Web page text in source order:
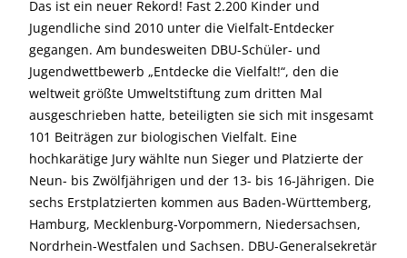
Das ist ein neuer Rekord! Fast 2.200 Kinder und
Jugendliche sind 2010 unter die Vielfalt-Entdecker
gegangen. Am bundesweiten DBU-Schüler- und
Jugendwettbewerb „Entdecke die Vielfalt!“, den die
weltweit größte Umweltstiftung zum dritten Mal
ausgeschrieben hatte, beteiligten sie sich mit insgesamt
101 Beiträgen zur biologischen Vielfalt. Eine
hochkarätige Jury wählte nun Sieger und Platzierte der
Neun- bis Zwölfjährigen und der 13- bis 16-Jährigen. Die
sechs Erstplatzierten kommen aus Baden-Württemberg,
Hamburg, Mecklenburg-Vorpommern, Niedersachsen,
Nordrhein-Westfalen und Sachsen. DBU-Generalsekretär